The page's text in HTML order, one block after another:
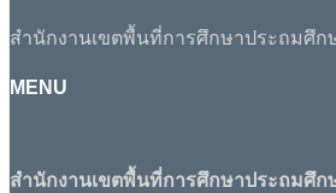
สำนักงานเขตพื้นที่การศึกษาประถมศึก
MENU
สำนักงานเขตพื้นที่การศึกษาประถมศึก